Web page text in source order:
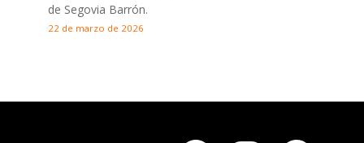
de Segovia Barrón.
22 de marzo de 2026